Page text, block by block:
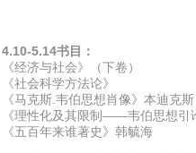
4.10-5.14书目：
《经济与社会》（下卷）
《社会科学方法论》
《马克斯.韦伯思想肖像》本迪克斯
《理性化及其限制——韦伯思想引
《五百年来谁著史》韩毓海